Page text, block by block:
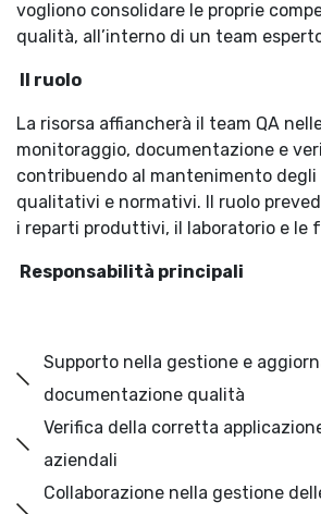
vogliono consolidare le proprie
qualità, all’interno di un team
Il ruolo
La risorsa affiancherà il team QA
monitoraggio, documentazione e
contribuendo al mantenimento
qualitativi e normativi. Il ruolo
i reparti produttivi, il laboratorio e le
Responsabilità principali
Supporto nella gestione e
documentazione qualità
Verifica della corretta
aziendali
Collaborazione nella gestione